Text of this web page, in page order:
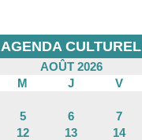
AGENDA CULTUREL
AOÛT 2026
M J V
5 6 7
12 13 14